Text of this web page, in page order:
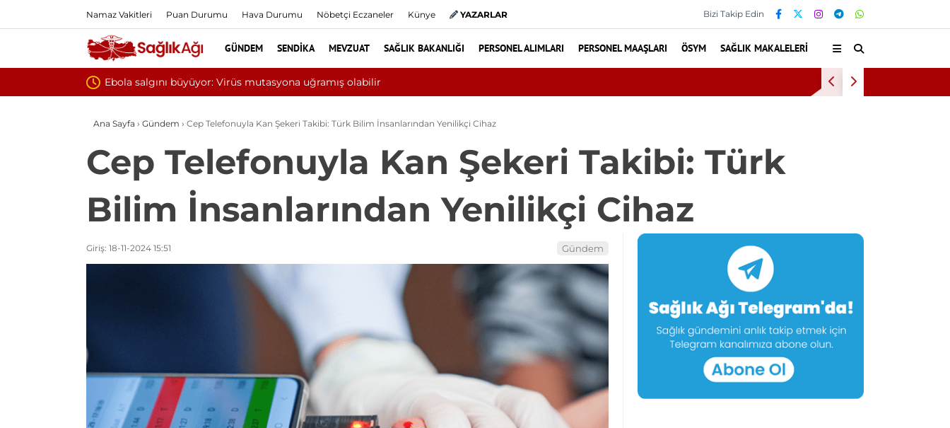
Namaz Vakitleri Puan Durumu Hava Durumu Nöbetçi Eczaneler Künye YAZARLAR Bizi Takip Edin
GÜNDEM SENDIKA MEVZUAT SAĞLIK BAKANLIĞI PERSONEL ALIMLARI PERSONEL MAAŞLARI ÖSYM SAĞLIK MAKALELERI
Yılın ilk 6 ayında 10 bini aşkın hasta hiperbarik oksijen tedavisinden yararlandı Diş eti kanaması daha
Ana Sayfa › Gündem › Cep Telefonuyla Kan Şekeri Takibi: Türk Bilim İnsanlarından Yenilikçi Cihaz
Cep Telefonuyla Kan Şekeri Takibi: Türk
Bilim İnsanlarından Yenilikçi Cihaz
Giriş: 18-11-2024 15:51 Gündem